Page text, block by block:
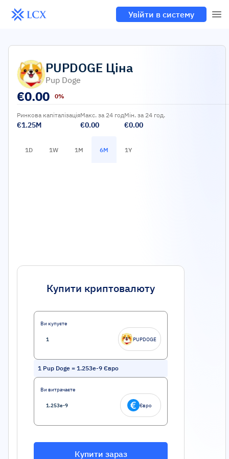
Увійти в систему
PUPDOGE Ціна
Pup Doge
€0.00 0%
Ринкова капіталізація
€1.25M
Макс. за 24 год
€0.00
Мін. за 24 год.
€0.00
1D 1W 1M 6M 1Y
Купити криптовалюту
Ви купуєте
PUPDOGE
1 Pup Doge = 1.253e-9 Євро
Ви витрачаєте
Євро
Купити зараз